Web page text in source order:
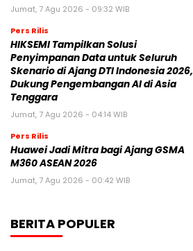
Jumat, 7 Agu 2026 - 09:32 WIB
Pers Rilis
HIKSEMI Tampilkan Solusi
Penyimpanan Data untuk Seluruh
Skenario di Ajang DTI Indonesia 2026,
Dukung Pengembangan AI di Asia
Tenggara
Jumat, 7 Agu 2026 - 04:14 WIB
Pers Rilis
Huawei Jadi Mitra bagi Ajang GSMA
M360 ASEAN 2026
Jumat, 7 Agu 2026 - 00:42 WIB
BERITA POPULER